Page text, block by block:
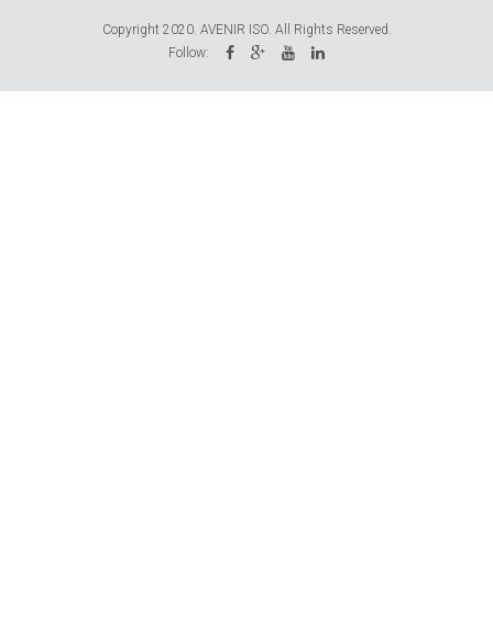
Copyright 2020. AVENIR ISO. All Rights Reserved.
Follow: